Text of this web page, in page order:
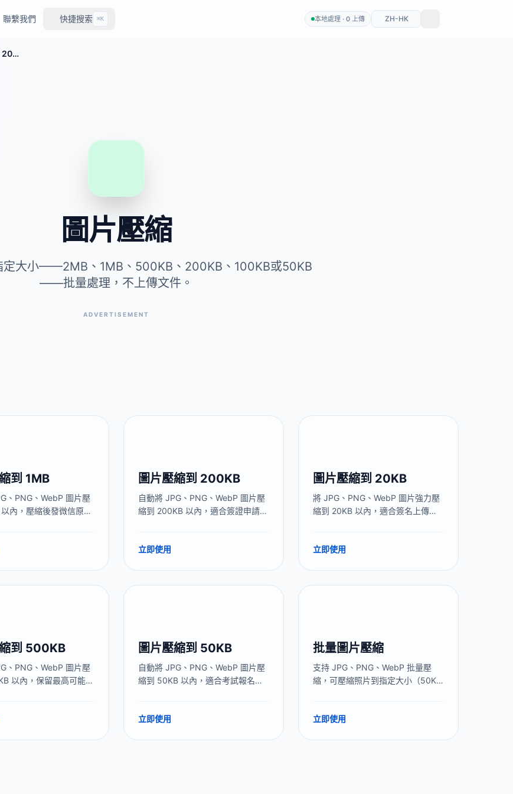
聯繫我們 快捷搜索 ⌘K 本地處理 · 0 上傳 ZH-HK
免費圖片壓縮工具——壓縮至2MB、1MB、200KB等指定大小
圖片壓縮
定大小——2MB、1MB、500KB、200KB、100KB或50KB
——批量處理，不上傳文件。
ADVERTISEMENT
到 1MB
、PNG、WebP 圖片壓
內，壓縮後發微信原圖
位畫質接近原圖。
圖片壓縮到 200KB
自動將 JPG、PNG、WebP 圖片壓
縮到 200KB 以內，適合簽證申請照
器，200KB 畫質比 100KB 明顯更
立即使用
圖片壓縮到 20KB
將 JPG、PNG、WebP 圖片強力壓
縮到 20KB 以內，適合簽名上傳、
立即使用
到 500KB
、PNG、WebP 圖片壓
以內，保留最高可能畫
不上傳服務器。
圖片壓縮到 50KB
自動將 JPG、PNG、WebP 圖片壓
縮到 50KB 以內，適合考試報名照
到 45KB 留出安全緩衝。
立即使用
批量圖片壓縮
支持 JPG、PNG、WebP 批量壓
縮，可壓縮照片到指定大小（50KB
器，無數量限制，永久免費。
立即使用